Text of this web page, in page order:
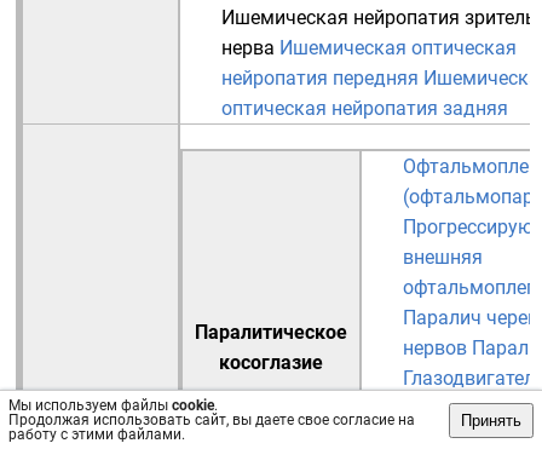
Мы используем файлы cookie.
Продолжая использовать сайт, вы даете свое согласие на
работу с этими файлами.
Принять
Ишемическая нейропатия
нерва Ишемическая оптическая
нейропатия передняя
оптическая нейропатия задняя
Паралитическое
косоглазие
внешняя
Паралич
нервов
нерва-III
четвёртого